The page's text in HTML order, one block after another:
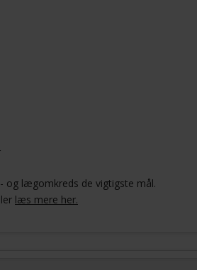
og lægomkreds de vigtigste mål.
læs mere her.